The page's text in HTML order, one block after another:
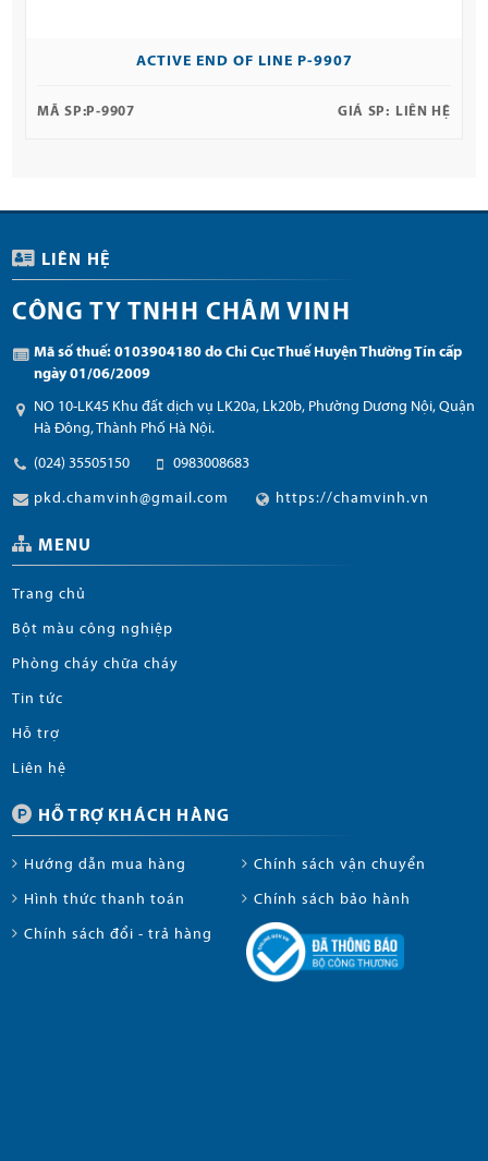
ACTIVE END OF LINE P-9907
MÃ SP:P-9907 GIÁ SP: LIÊN HỆ
LIÊN HỆ
CÔNG TY TNHH CHÂM VINH
Mã số thuế: 0103904180 do Chi Cục Thuế Huyện Thường Tín cấp
ngày 01/06/2009
NO 10-LK45 Khu đất dịch vụ LK20a, Lk20b, Phường Dương Nội, Quận
Hà Đông, Thành Phố Hà Nội.
(024) 35505150 0983008683
pkd.chamvinh@gmail.com https://chamvinh.vn
MENU
Trang chủ
Bột màu công nghiệp
Phòng cháy chữa cháy
Tin tức
Hỗ trợ
Liên hệ
HỖ TRỢ KHÁCH HÀNG
Hướng dẫn mua hàng Chính sách vận chuyển
Hình thức thanh toán Chính sách bảo hành
Chính sách đổi - trả hàng